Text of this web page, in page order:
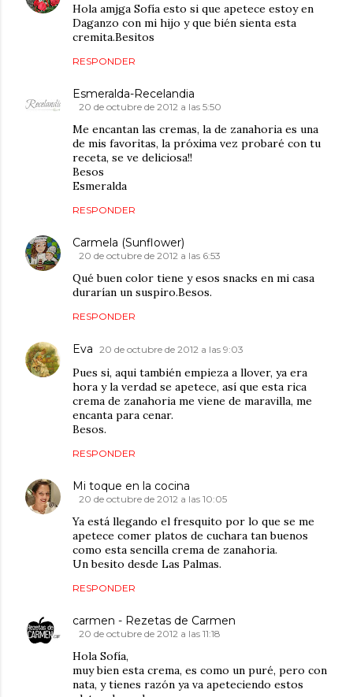
Hola amjga Sofía esto si que apetece estoy en
Daganzo con mi hijo y que bién sienta esta
cremita.Besitos
RESPONDER
Esmeralda-Recelandia
20 de octubre de 2012 a las 5:50
Me encantan las cremas, la de zanahoria es una
de mis favoritas, la próxima vez probaré con tu
receta, se ve deliciosa!!
Besos
Esmeralda
RESPONDER
Carmela (Sunflower)
20 de octubre de 2012 a las 6:53
Qué buen color tiene y esos snacks en mi casa
durarían un suspiro.Besos.
RESPONDER
Eva 20 de octubre de 2012 a las 9:03
Pues si, aqui también empieza a llover, ya era
hora y la verdad se apetece, así que esta rica
crema de zanahoria me viene de maravilla, me
encanta para cenar.
Besos.
RESPONDER
Mi toque en la cocina
20 de octubre de 2012 a las 10:05
Ya está llegando el fresquito por lo que se me
apetece comer platos de cuchara tan buenos
como esta sencilla crema de zanahoria.
Un besito desde Las Palmas.
RESPONDER
carmen - Rezetas de Carmen
20 de octubre de 2012 a las 11:18
Hola Sofía,
muy bien esta crema, es como un puré, pero con
nata, y tienes razón ya va apeteciendo estos